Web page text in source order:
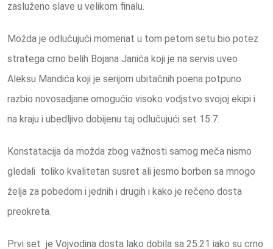
zasluženo slave u velikom finalu.
Možda je odlučujući momenat u tom petom setu bio potez
stratega crno belih Bojana Janića koji je na servis uveo
Aleksu Mandića koji je serijom ubitačnih poena potpuno
razbio novosadjane omogućio visoko vodjstvo svojoj ekipi i
na kraju i ubedljivo dobijenu taj odlučujući set 15:7.
Konstatacija da možda zbog važnosti samog meča nismo
gledali toliko kvalitetan susret ali jesmo borben sa mnogo
želja za pobedom i jednih i drugih i kako je rečeno dosta
preokreta.
Prvi set je Vojvodina dosta lako dobila sa 25:21 iako su crno